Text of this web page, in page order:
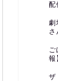
配
劇
さ
ご
報
ザ